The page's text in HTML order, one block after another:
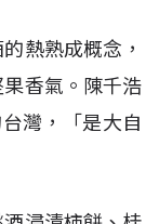
熱熟成概念，
香氣。陳千浩
灣，「是大自